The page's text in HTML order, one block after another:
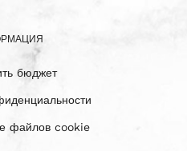
бюджет
файлов cookie